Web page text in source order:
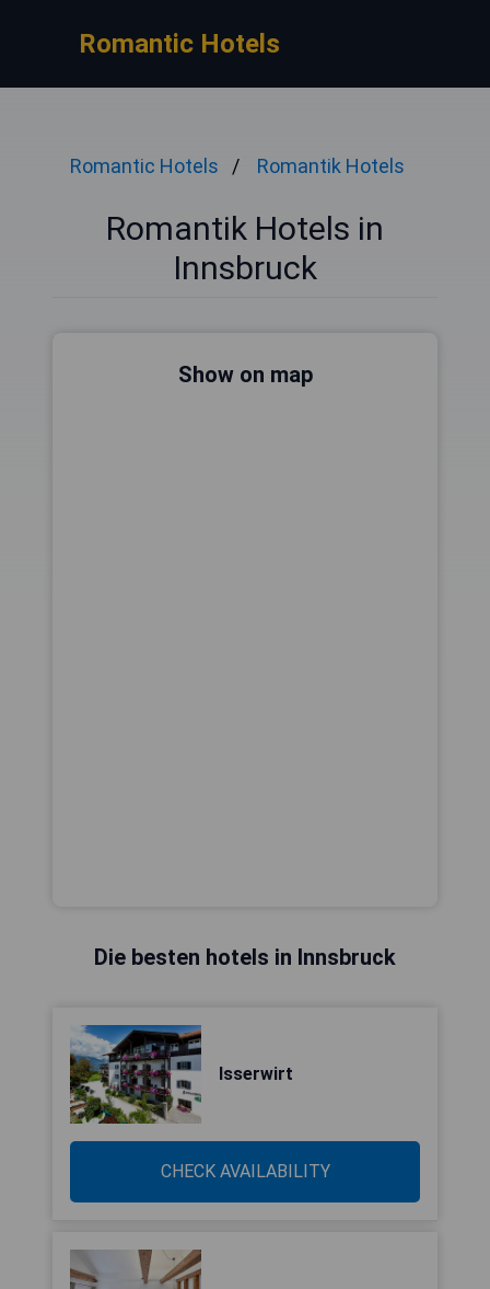
Romantic Hotels
Romantic Hotels Romantik Hotels
Romantik Hotels in
Innsbruck
Show on map
Die besten hotels in Innsbruck
Isserwirt
CHECK AVAILABILITY